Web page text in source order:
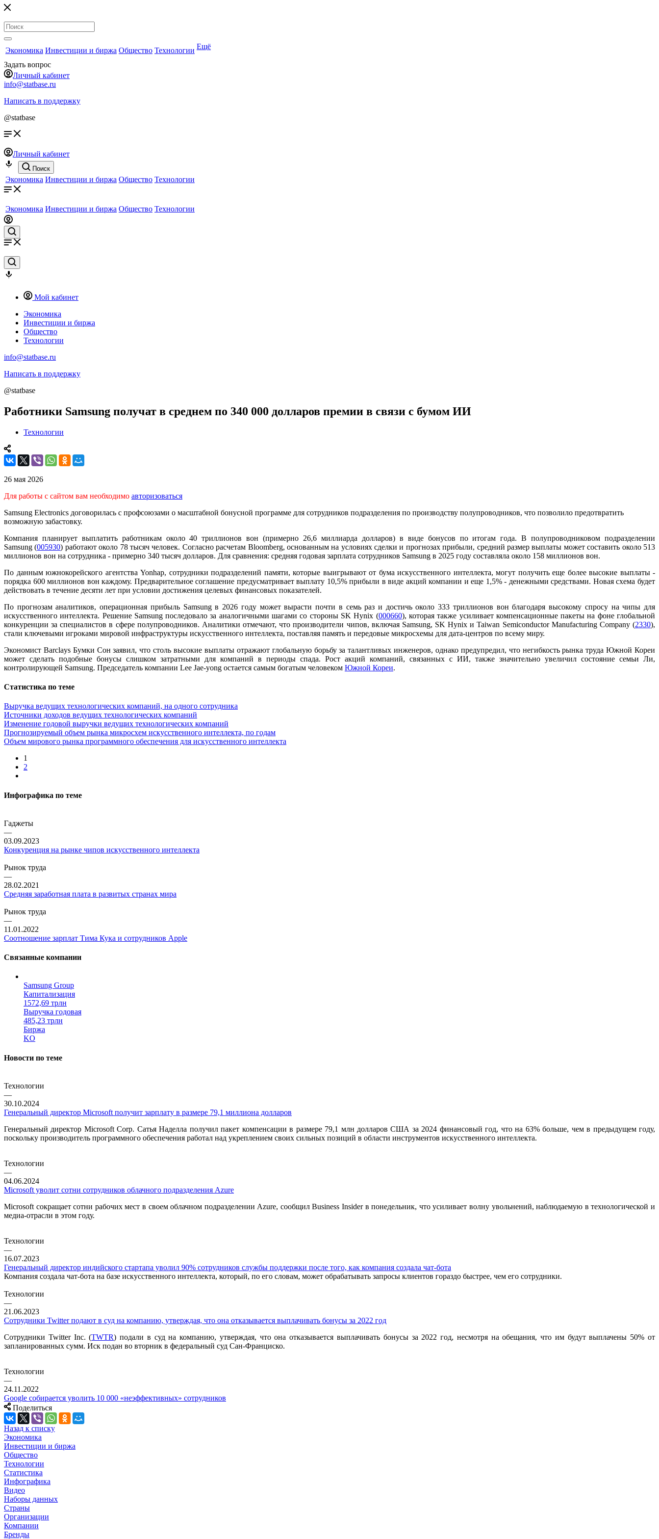
Экономика Инвестиции и биржа Общество Технологии Ещё
Задать вопрос
Личный кабинет
info@statbase.ru
Написать в поддержку
@statbase
Личный кабинет
Поиск
Экономика Инвестиции и биржа Общество Технологии
Экономика Инвестиции и биржа Общество Технологии
Мой кабинет
Экономика
Инвестиции и биржа
Общество
Технологии
info@statbase.ru
Написать в поддержку
@statbase
Работники Samsung получат в среднем по 340 000 долларов премии в связи с бумом ИИ
Технологии
26 мая 2026
Для работы с сайтом вам необходимо авторизоваться
Samsung Electronics договорилась с профсоюзами о масштабной бонусной программе для сотрудников подразделения по производству полупроводников, что позволило предотвратить
возможную забастовку.
Компания планирует выплатить работникам около 40 триллионов вон (примерно 26,6 миллиарда долларов) в виде бонусов по итогам года. В полупроводниковом подразделении
Samsung (005930) работают около 78 тысяч человек. Согласно расчетам Bloomberg, основанным на условиях сделки и прогнозах прибыли, средний размер выплаты может составить около 513
миллионов вон на сотрудника - примерно 340 тысяч долларов. Для сравнения: средняя годовая зарплата сотрудников Samsung в 2025 году составляла около 158 миллионов вон.
По данным южнокорейского агентства Yonhap, сотрудники подразделений памяти, которые выигрывают от бума искусственного интеллекта, могут получить еще более высокие выплаты -
порядка 600 миллионов вон каждому. Предварительное соглашение предусматривает выплату 10,5% прибыли в виде акций компании и еще 1,5% - денежными средствами. Новая схема будет
действовать в течение десяти лет при условии достижения целевых финансовых показателей.
По прогнозам аналитиков, операционная прибыль Samsung в 2026 году может вырасти почти в семь раз и достичь около 333 триллионов вон благодаря высокому спросу на чипы для
искусственного интеллекта. Решение Samsung последовало за аналогичными шагами со стороны SK Hynix (000660), которая также усиливает компенсационные пакеты на фоне глобальной
конкуренции за специалистов в сфере полупроводников. Аналитики отмечают, что производители чипов, включая Samsung, SK Hynix и Taiwan Semiconductor Manufacturing Company (2330),
стали ключевыми игроками мировой инфраструктуры искусственного интеллекта, поставляя память и передовые микросхемы для дата-центров по всему миру.
Экономист Barclays Бумки Сон заявил, что столь высокие выплаты отражают глобальную борьбу за талантливых инженеров, однако предупредил, что негибкость рынка труда Южной Кореи
может сделать подобные бонусы слишком затратными для компаний в периоды спада. Рост акций компаний, связанных с ИИ, также значительно увеличил состояние семьи Ли,
контролирующей Samsung. Председатель компании Lee Jae-yong остается самым богатым человеком Южной Кореи.
Статистика по теме
Выручка ведущих технологических компаний, на одного сотрудника
Источники доходов ведущих технологических компаний
Изменение годовой выручки ведущих технологических компаний
Прогнозируемый объем рынка микросхем искусственного интеллекта, по годам
Объем мирового рынка программного обеспечения для искусственного интеллекта
1
2
Инфографика по теме
Гаджеты
—
03.09.2023
Конкуренция на рынке чипов искусственного интеллекта
Рынок труда
—
28.02.2021
Средняя заработная плата в развитых странах мира
Рынок труда
—
11.01.2022
Соотношение зарплат Тима Кука и сотрудников Apple
Связанные компании
Samsung Group
Капитализация
1572,69 трлн
Выручка годовая
485,23 трлн
Биржа
KO
Новости по теме
Технологии
—
30.10.2024
Генеральный директор Microsoft получит зарплату в размере 79,1 миллиона долларов
Генеральный директор Microsoft Corp. Сатья Наделла получил пакет компенсации в размере 79,1 млн долларов США за 2024 финансовый год, что на 63% больше, чем в предыдущем году,
поскольку производитель программного обеспечения работал над укреплением своих сильных позиций в области инструментов искусственного интеллекта.
Технологии
—
04.06.2024
Microsoft уволит сотни сотрудников облачного подразделения Azure
Microsoft сокращает сотни рабочих мест в своем облачном подразделении Azure, сообщил Business Insider в понедельник, что усиливает волну увольнений, наблюдаемую в технологической и
медиа-отрасли в этом году.
Технологии
—
16.07.2023
Генеральный директор индийского стартапа уволил 90% сотрудников службы поддержки после того, как компания создала чат-бота
Компания создала чат-бота на базе искусственного интеллекта, который, по его словам, может обрабатывать запросы клиентов гораздо быстрее, чем его сотрудники.
Технологии
—
21.06.2023
Сотрудники Twitter подают в суд на компанию, утверждая, что она отказывается выплачивать бонусы за 2022 год
Сотрудники Twitter Inc. (TWTR) подали в суд на компанию, утверждая, что она отказывается выплачивать бонусы за 2022 год, несмотря на обещания, что им будут выплачены 50% от
запланированных сумм. Иск подан во вторник в федеральный суд Сан-Франциско.
Технологии
—
24.11.2022
Google собирается уволить 10 000 «неэффективных» сотрудников
Поделиться
Назад к списку
Экономика
Инвестиции и биржа
Общество
Технологии
Cтатистика
Инфографика
Видео
Наборы данных
Страны
Организации
Компании
Бренды